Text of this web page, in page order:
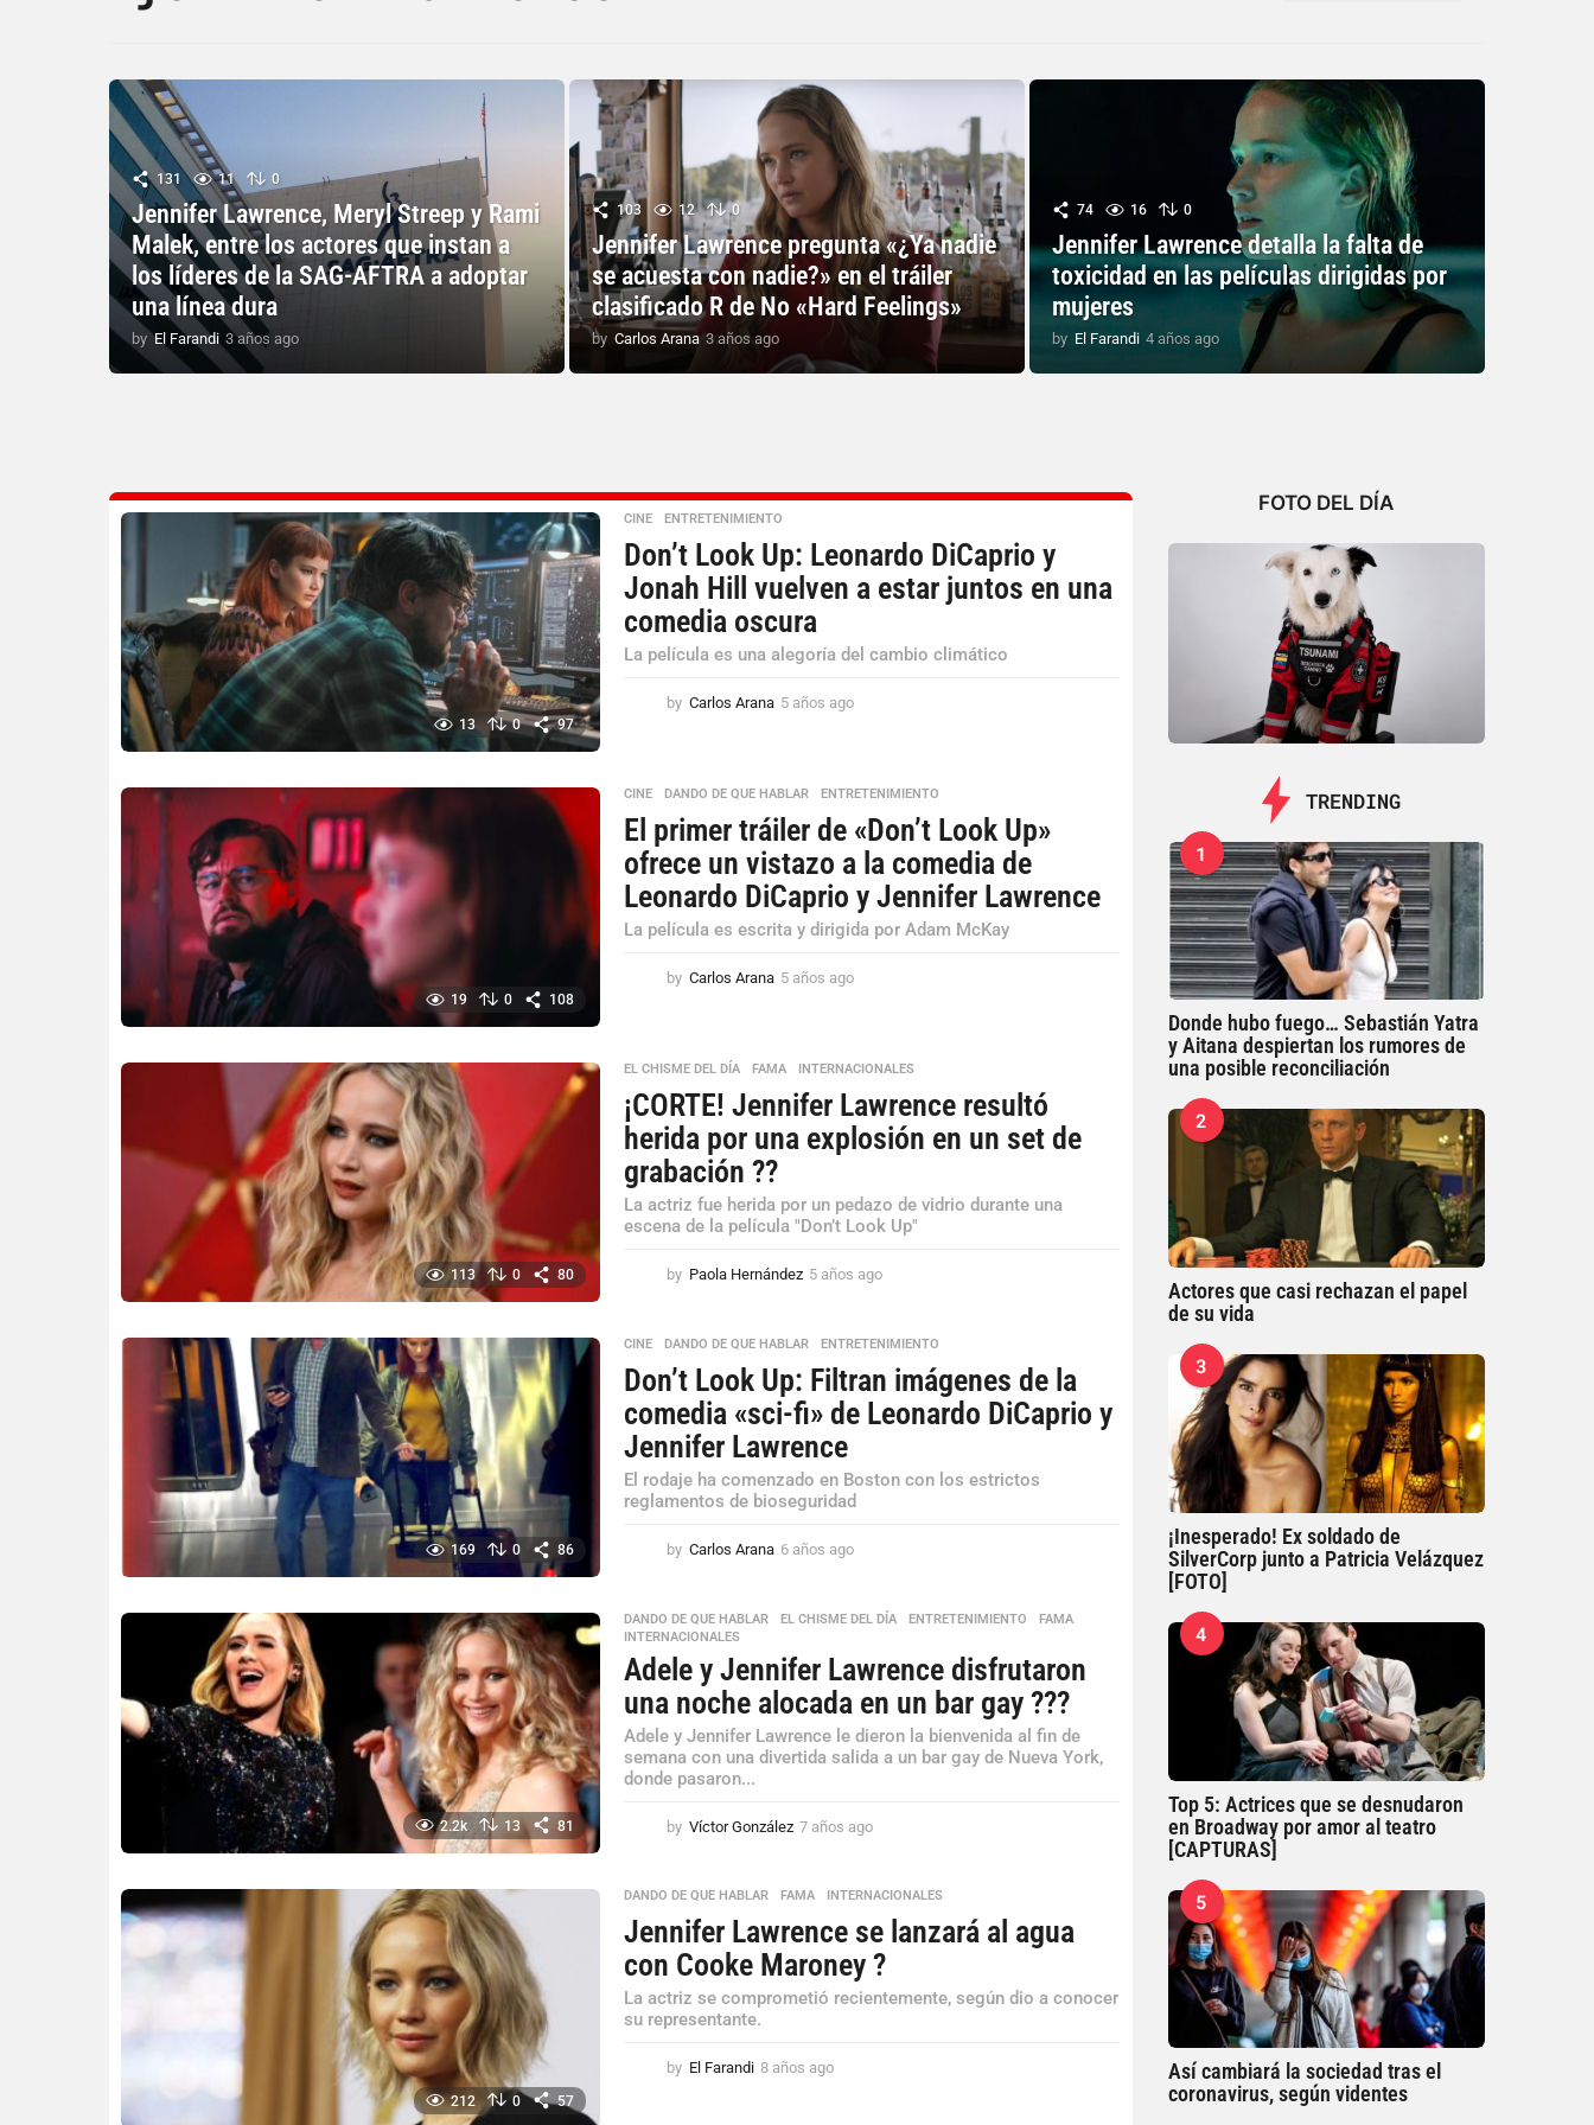
131 11 0
Jennifer Lawrence, Meryl Streep y Rami
Malek, entre los actores que instan a
los líderes de la SAG-AFTRA a adoptar
una línea dura
by El Farandi 3 años ago
o
103 12 0
Jennifer Lawrence pregunta «¿Ya nadie
se acuesta con nadie?» en el tráiler
clasificado R de No «Hard Feelings»
by Carlos Arana 3 años ago
a
o
74 16 0
Jennifer Lawrence detalla la falta de
toxicidad en las películas dirigidas por
mujeres
by El Farandi 4 años ago
13 0 97
CINE ,ENTRETENIMIENTO
Don’t Look Up: Leonardo DiCaprio y
Jonah Hill vuelven a estar juntos en una
comedia oscura
La película es una alegoría del cambio climático
by Carlos Arana 5 años ago
s
g
o
19 0 108
CINE ,DANDO DE QUE HABLAR ,ENTRETENIMIENTO
El primer tráiler de «Don’t Look Up»
ofrece un vistazo a la comedia de
Leonardo DiCaprio y Jennifer Lawrence
La película es escrita y dirigida por Adam McKay
by Carlos Arana 5 años ago
s
g
o
113 0 80
EL CHISME DEL DÍA ,FAMA ,INTERNACIONALES
¡CORTE! Jennifer Lawrence resultó
herida por una explosión en un set de
grabación ??
La actriz fue herida por un pedazo de vidrio durante una
escena de la película "Don’t Look Up"
by Paola Hernández 5 años ago
o
a
g
169 0 86
CINE ,DANDO DE QUE HABLAR ,ENTRETENIMIENTO
Don’t Look Up: Filtran imágenes de la
comedia «sci-fi» de Leonardo DiCaprio y
Jennifer Lawrence
El rodaje ha comenzado en Boston con los estrictos
reglamentos de bioseguridad
by Carlos Arana 6 años ago
o
a
g
o
2.2k 13 81
DANDO DE QUE HABLAR ,EL CHISME DEL DÍA ,ENTRETENIMIENTO ,FAMA
INTERNACIONALES
Adele y Jennifer Lawrence disfrutaron
una noche alocada en un bar gay ??️‍?
Adele y Jennifer Lawrence le dieron la bienvenida al fin de
semana con una divertida salida a un bar gay de Nueva York,
donde pasaron...
by Víctor González 7 años ago
o
a
g
212 0 57
DANDO DE QUE HABLAR ,FAMA ,INTERNACIONALES
Jennifer Lawrence se lanzará al agua
con Cooke Maroney ?
La actriz se comprometió recientemente, según dio a conocer
su representante.
by El Farandi 8 años ago
FOTO DEL DÍA
TRENDING
1
Donde hubo fuego… Sebastián Yatra
y Aitana despiertan los rumores de
una posible reconciliación
2
Actores que casi rechazan el papel
de su vida
3
¡Inesperado! Ex soldado de
SilverCorp junto a Patricia Velázquez
[FOTO]
4
Top 5: Actrices que se desnudaron
en Broadway por amor al teatro
[CAPTURAS]
5
Así cambiará la sociedad tras el
coronavirus, según videntes